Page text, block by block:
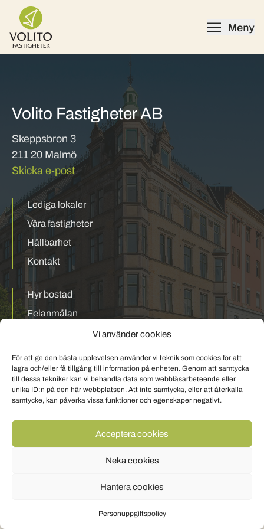
Vi använder cookies
För att ge den bästa upplevelsen använder vi teknik som cookies för att
lagra och/eller få tillgång till information på enheten. Genom att samtycka
till dessa tekniker kan vi behandla data som webbläsarbeteende eller
unika ID:n på den här webbplatsen. Att inte samtycka, eller att återkalla
samtycke, kan påverka vissa funktioner och egenskaper negativt.
Acceptera cookies
Neka cookies
Hantera cookies
Personuppgiftspolicy
Skip to content
Volito Fastigheter AB
Skeppsbron 3
211 20 Malmö
Skicka e-post
Lediga lokaler
Våra fastigheter
Hållbarhet
Kontakt
Hyr bostad
Felanmälan
Personuppgiftspolicy Om cookies